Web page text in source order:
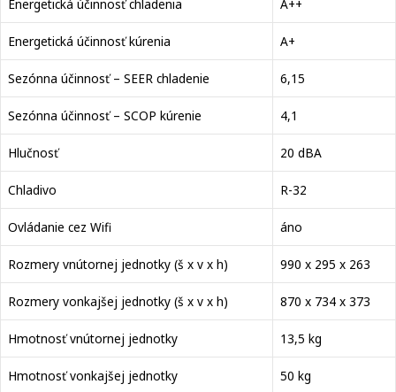
Energetická účinnosť chladenia A++
Energetická účinnosť kúrenia A+
Sezónna účinnosť – SEER chladenie 6,15
Sezónna účinnosť – SCOP kúrenie 4,1
Hlučnosť 20 dBA
Chladivo R-32
Ovládanie cez Wifi áno
Rozmery vnútornej jednotky (š x v x h) 990 x 295 x 263
Rozmery vonkajšej jednotky (š x v x h) 870 x 734 x 373
Hmotnosť vnútornej jednotky 13,5 kg
Hmotnosť vonkajšej jednotky 50 kg